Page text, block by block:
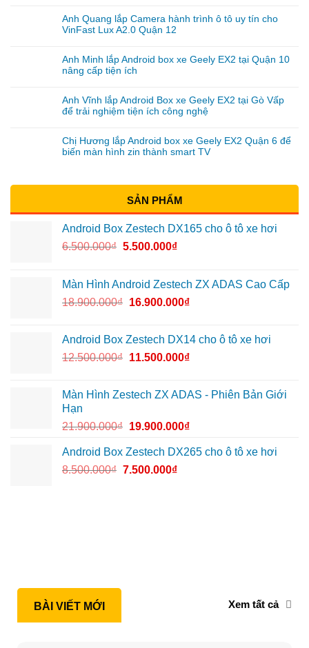
Anh Quang lắp Camera hành trình ô tô uy tín cho
VinFast Lux A2.0 Quận 12
Anh Minh lắp Android box xe Geely EX2 tại Quận 10
nâng cấp tiện ích
Anh Vĩnh lắp Android Box xe Geely EX2 tại Gò Vấp
để trải nghiệm tiện ích công nghệ
Chị Hương lắp Android box xe Geely EX2 Quận 6 để
biến màn hình zin thành smart TV
SẢN PHẨM
Android Box Zestech DX165 cho ô tô xe hơi
6.500.000₫ 5.500.000₫
Màn Hình Android Zestech ZX ADAS Cao Cấp
18.900.000₫ 16.900.000₫
Android Box Zestech DX14 cho ô tô xe hơi
12.500.000₫ 11.500.000₫
Màn Hình Zestech ZX ADAS - Phiên Bản Giới
Hạn
21.900.000₫ 19.900.000₫
Android Box Zestech DX265 cho ô tô xe hơi
8.500.000₫ 7.500.000₫
BÀI VIẾT MỚI Xem tất cả